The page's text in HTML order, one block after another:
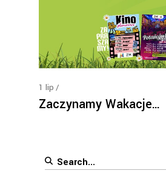
1 lip
Zaczynamy Wakacje…
Search